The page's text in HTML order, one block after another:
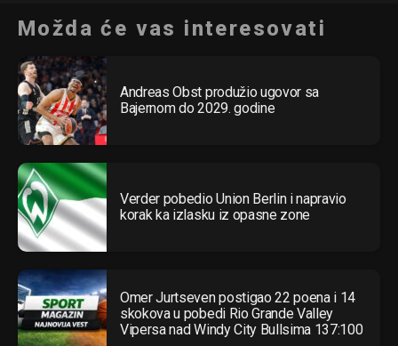
Možda će vas interesovati
Andreas Obst produžio ugovor sa
Bajernom do 2029. godine
Verder pobedio Union Berlin i napravio
korak ka izlasku iz opasne zone
Omer Jurtseven postigao 22 poena i 14
skokova u pobedi Rio Grande Valley
Vipersa nad Windy City Bullsima 137:100